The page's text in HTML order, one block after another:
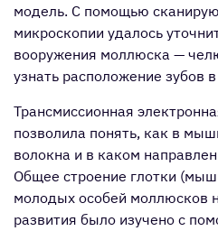
модель. С помощью
микроскопии удалось
вооружения моллюска —
узнать расположение зубов
Трансмиссионная
позволила понять, как в
волокна и в каком
Общее строение глотки
молодых особей моллюсков
развития было изучено с